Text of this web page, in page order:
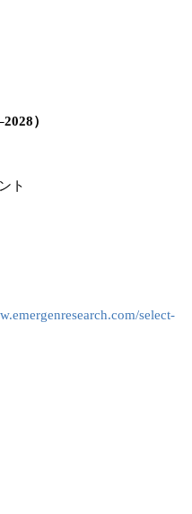
）
ト
select-